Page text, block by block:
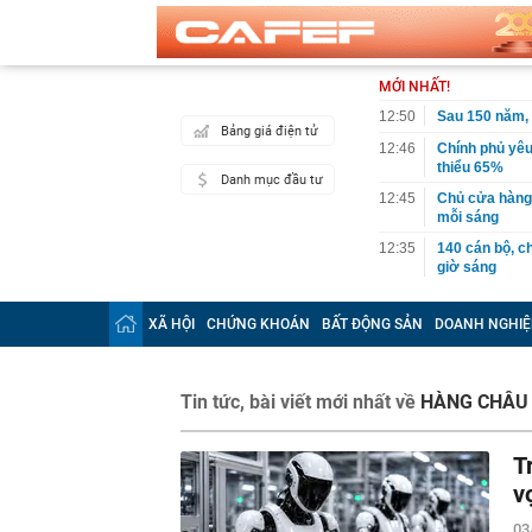
Bảng giá điện tử
Danh mục đầu tư
MỚI NHẤT!
12:50
Sau 150
12:46
Chính phủ
thiểu 65%
12:45
Chủ cửa
mỗi sáng
12:35
140 cán bộ,
giờ sáng
12:30
TPHCM
đai trên môi
12:30
Mẫu đồng hồ
12:28
Bỏ phố về
12:19
Tỉnh rộng
là đơn vị hành
12:16
Việt Nam có
Bali, được
làm điểm đến
XÃ HỘI CHỨNG KHOÁN BẤT ĐỘNG SẢN DOANH
Tin tức, bài viết mới nhất về HÀNG CHÂU